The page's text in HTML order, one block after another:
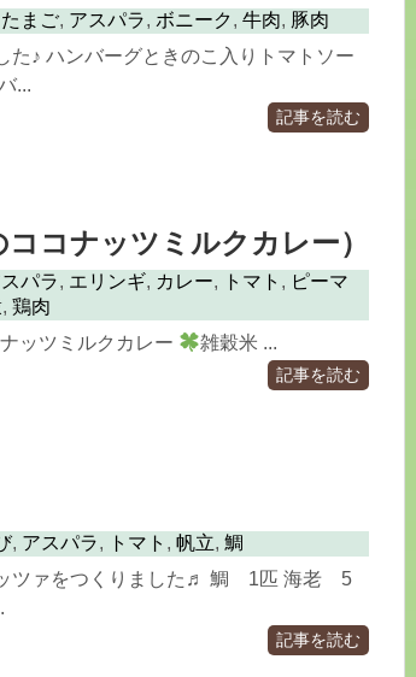
たまご, アスパラ,ボニーク,牛肉, 豚肉
た♪ ハンバーグときのこ入りトマトソー
...
記事を読む
コナッツミルクカレー）
パラ, エリンギ, カレー, トマト , ピーマ
, 鶏肉
ッツミルクカレー 雑穀米 ...
記事を読む
, アスパラ, トマト ,帆立,鯛
ツァをつくりました♬ 鯛 1匹 海老 5
記事を読む